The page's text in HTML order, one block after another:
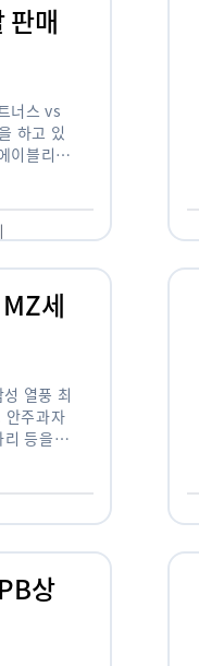
판매
너스 vs
하고 있
이블리에
세
열풍 최
안주과자
리 등을
상